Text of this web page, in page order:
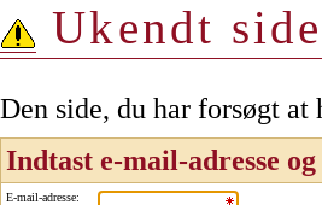
Ukendt side
Den side, du har forsøgt
Indtast e-mail-adresse og
E-mail-adresse: